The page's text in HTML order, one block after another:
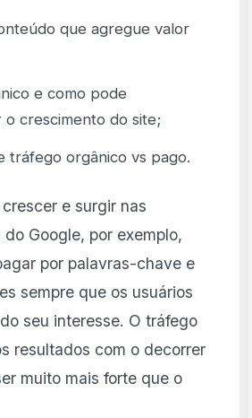
que agregue valor
e como pode
crescimento do site;
tráfego orgânico vs pago.
e surgir nas
Google, por exemplo,
por palavras-chave e
sempre que os usuários
seu interesse. O tráfego
resultados com o decorrer
muito mais forte que o